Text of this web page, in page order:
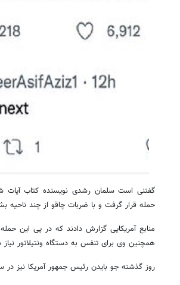
گفتنی است سلمان رشدی نویسنده کتاب
حمله قرار گرفت و با ضربات چاقو از چند
منابع آمریکایی گزارش دادند که در پی
همچنین وی برای تنفس به دستگاه ونتیلاتور نیاز
روز گذشته جو بایدن رئیس جمهور آمریکا نیز در